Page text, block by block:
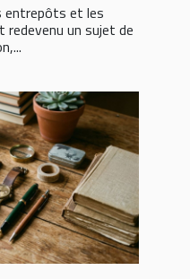
entrepôts et les
redevenu un sujet de